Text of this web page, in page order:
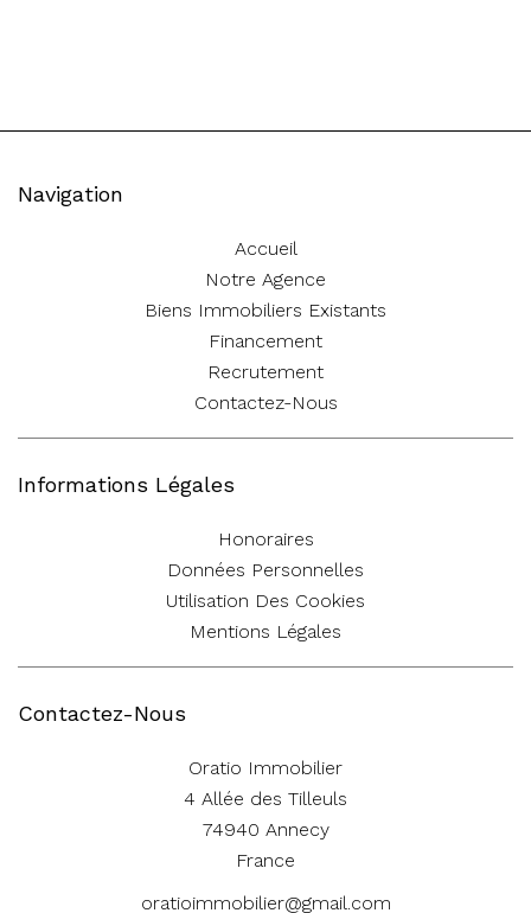
Navigation
Accueil
Notre Agence
Biens Immobiliers Existants
Financement
Recrutement
Contactez-Nous
Informations Légales
Honoraires
Données Personnelles
Utilisation Des Cookies
Mentions Légales
Contactez-Nous
Oratio Immobilier
4 Allée des Tilleuls
74940 Annecy
France
oratioimmobilier@gmail.com